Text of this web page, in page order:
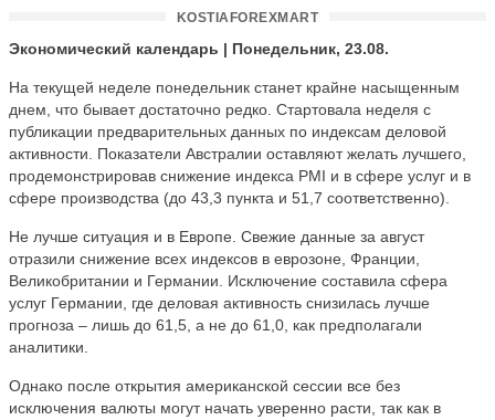
KOSTIAFOREXMART
Экономический календарь | Понедельник, 23.08.
На текущей неделе понедельник станет крайне насыщенным
днем, что бывает достаточно редко. Стартовала неделя с
публикации предварительных данных по индексам деловой
активности. Показатели Австралии оставляют желать лучшего,
продемонстрировав снижение индекса PMI и в сфере услуг и в
сфере производства (до 43,3 пункта и 51,7 соответственно).
Не лучше ситуация и в Европе. Свежие данные за август
отразили снижение всех индексов в еврозоне, Франции,
Великобритании и Германии. Исключение составила сфера
услуг Германии, где деловая активность снизилась лучше
прогноза – лишь до 61,5, а не до 61,0, как предполагали
аналитики.
Однако после открытия американской сессии все без
исключения валюты могут начать уверенно расти, так как в